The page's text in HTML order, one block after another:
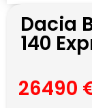
Dacia
140
26490